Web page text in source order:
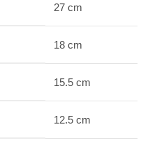
27 cm
18 cm
15.5 cm
12.5 cm